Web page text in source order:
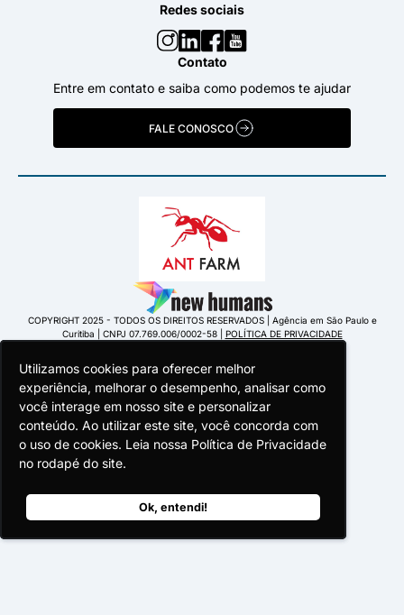
Utilizamos cookies para oferecer melhor
experiência, melhorar o desempenho, analisar como
você interage em nosso site e personalizar
conteúdo. Ao utilizar este site, você concorda com
o uso de cookies. Leia nossa Política de Privacidade
no rodapé do site.
Ok, entendi!
Utilizamos cookies para oferecer melhor
experiência, melhorar o desempenho, analisar como
você interage em nosso site e personalizar
conteúdo. Ao utilizar este site, você concorda com
o uso de cookies. Leia nossa Política de Privacidade
no rodapé do site.
Ok, entendi!
Utilizamos cookies para oferecer melhor
experiência, melhorar o desempenho, analisar como
você interage em nosso site e personalizar
conteúdo. Ao utilizar este site, você concorda com
o uso de cookies. Leia nossa Política de Privacidade
no rodapé do site.
Ok, entendi!
Redes sociais
Contato
Entre em contato e saiba como podemos te ajudar
FALE CONOSCO
COPYRIGHT 2025 - TODOS OS DIREITOS RESERVADOS | Agência em São Paulo e
Curitiba | CNPJ 07.769.006/0002-58 |
POLÍTICA DE PRIVACIDADE
Portuguese Portugal